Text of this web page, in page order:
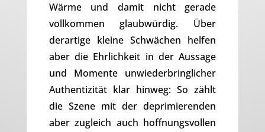
Wärme und damit nicht gerade
vollkommen glaubwürdig. Über
derartige kleine Schwächen helfen
aber die Ehrlichkeit in der Aussage
und Momente unwiederbringlicher
Authentizität klar hinweg: So zählt
die Szene mit der deprimierenden
aber zugleich auch hoffnungsvollen